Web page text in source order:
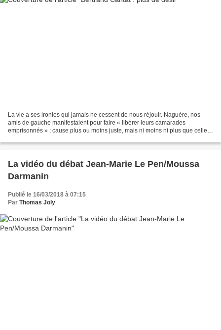
La vie a ses ironies qui jamais ne cessent de nous réjouir. Naguère, nos
amis de gauche manifestaient pour faire « libérer leurs camarades
emprisonnés » ; cause plus ou moins juste, mais ni moins ni plus que celle
La vidéo du débat Jean-Marie Le Pen/Moussa
Darmanin
Publié le 16/03/2018 à 07:15
Par Thomas Joly